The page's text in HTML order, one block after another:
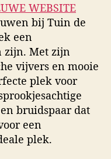
WEBSITE
bij Tuin de
een
zijn. Met zijn
vijvers en mooie
plek voor
bruidspaar dat
een
plek.